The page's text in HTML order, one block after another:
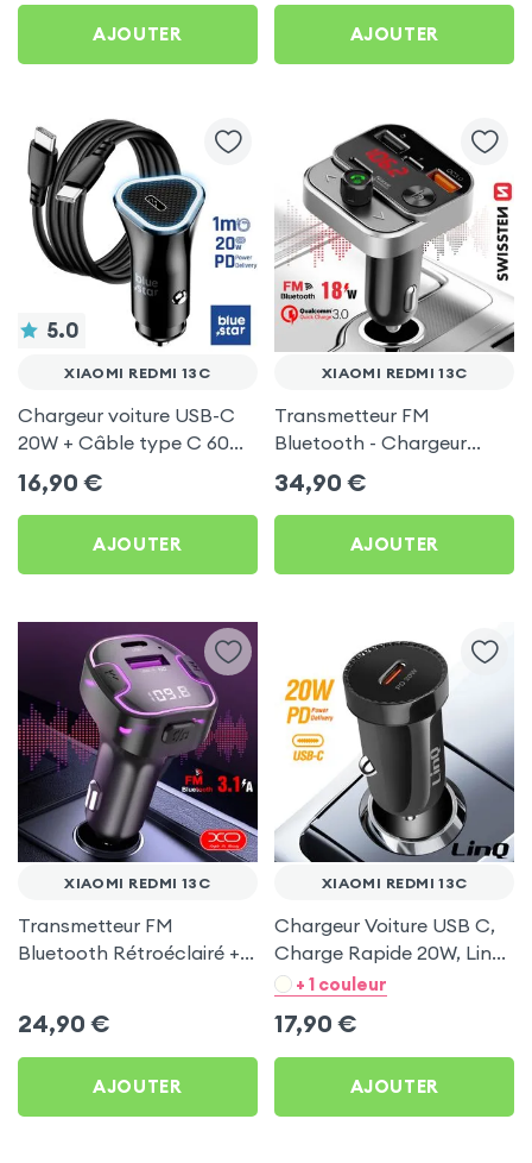
AJOUTER AJOUTER
5.0
XIAOMI REDMI 13C
Chargeur voiture USB-C
20W + Câble type C 60W
Blue Star pour Xiaomi
Redmi 13C
16,90 €
AJOUTER
XIAOMI REDMI 13C
Transmetteur FM
Bluetooth - Chargeur
Voiture USB C + USB -
Swissten
34,90 €
AJOUTER
XIAOMI REDMI 13C
Transmetteur FM
Bluetooth Rétroéclairé +
24,90 €
AJOUTER
XIAOMI REDMI 13C
Chargeur Voiture USB C,
Charge Rapide 20W, LinQ
- Noir pour Xiaomi Redmi
+ 1 couleur
17,90 €
AJOUTER